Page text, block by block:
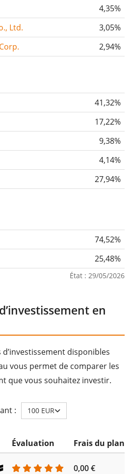
4,35%
Ltd.
3,05%
2,94%
41,32%
17,22%
9,38%
4,14%
27,94%
74,52%
25,48%
État : 29/05/2026
en
disponibles
vous permet de comparer les
que vous souhaitez investir.
: 100 EUR
Évaluation Frais du plan
0,00 €